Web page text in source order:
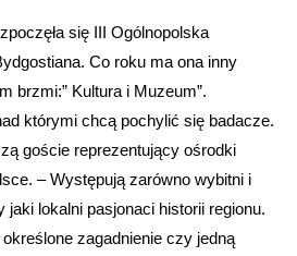
się III Ogólnopolska
Co roku ma ona inny
brzmi:” Kultura i Muzeum”.
którymi chcą pochylić się badacze.
goście reprezentujący ośrodki
– Występują zarówno wybitni i
lokalni pasjonaci historii regionu.
zagadnienie czy jedną